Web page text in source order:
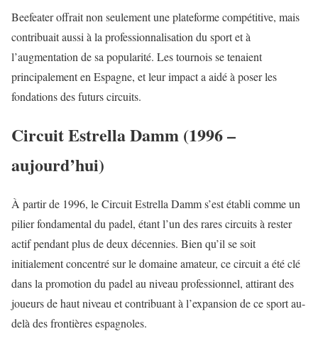
Beefeater offrait non seulement une plateforme compétitive, mais
contribuait aussi à la professionnalisation du sport et à
l’augmentation de sa popularité. Les tournois se tenaient
principalement en Espagne, et leur impact a aidé à poser les
fondations des futurs circuits.
Circuit Estrella Damm (1996 –
aujourd’hui)
À partir de 1996, le Circuit Estrella Damm s’est établi comme un
pilier fondamental du padel, étant l’un des rares circuits à rester
actif pendant plus de deux décennies. Bien qu’il se soit
initialement concentré sur le domaine amateur, ce circuit a été clé
dans la promotion du padel au niveau professionnel, attirant des
joueurs de haut niveau et contribuant à l’expansion de ce sport au-
delà des frontières espagnoles.